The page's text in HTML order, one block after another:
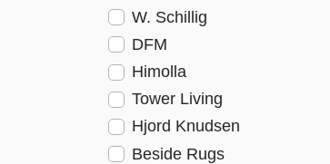
W. Schillig
DFM
Himolla
Tower Living
Hjord Knudsen
Beside Rugs